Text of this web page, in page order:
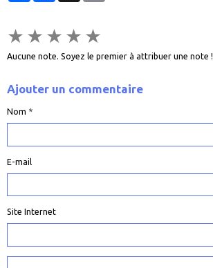
★ ★ ★ ★ ★
Aucune note. Soyez le premier à attribuer une note !
Ajouter un commentaire
Nom
E-mail
Site Internet